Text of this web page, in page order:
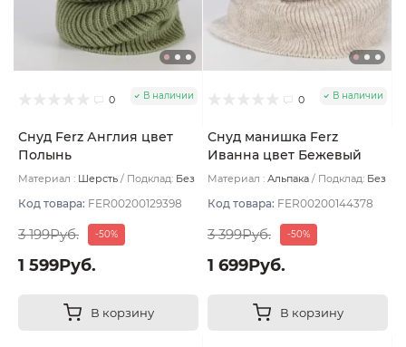
0 В наличии
Снуд Ferz Англия цвет
Полынь
Материал : Шерсть Подклад: Без
Код товара: FER00200129398
3 199Руб. -50%
1 599Руб.
В корзину
0 В наличии
Снуд манишка Ferz
Иванна цвет Бежевый
светлый
Материал : Альпака Подклад: Без
Код товара: FER00200144378
3 399Руб. -50%
1 699Руб.
В корзину